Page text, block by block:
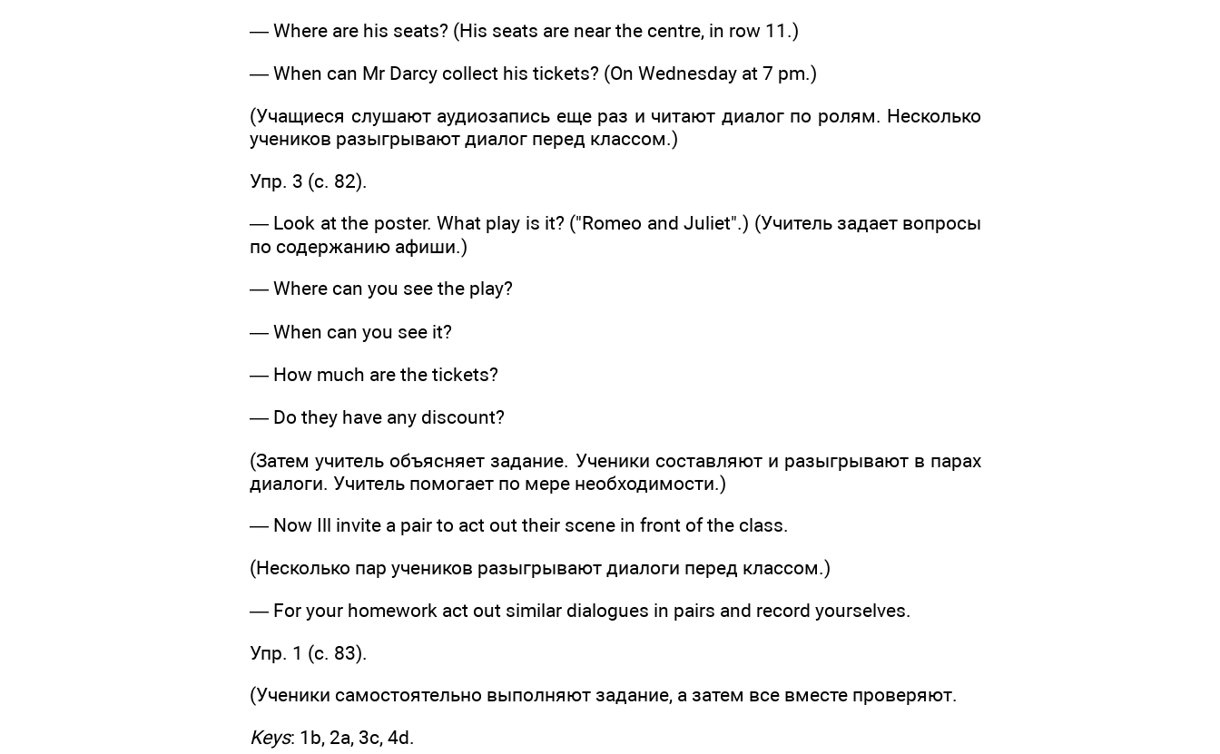
— Where are his seats? (His seats are near the centre, in row 11.)
— When can Mr Darcy collect his tickets? (On Wednesday at 7 pm.)
(Учащиеся слушают аудиозапись еще раз и читают диалог по ролям. Несколько
учеников разыгрывают диалог перед классом.)
Упр. 3 (c. 82).
— Look at the poster. What play is it? ("Romeo and Juliet".) (Учитель задает вопросы
по содержанию афиши.)
— Where can you see the play?
— When can you see it?
— How much are the tickets?
— Do they have any discount?
(Затем учитель объясняет задание. Ученики составляют и разыгрывают в парах
диалоги. Учитель помогает по мере необходимости.)
— Now Ill invite a pair to act out their scene in front of the class.
(Несколько пар учеников разыгрывают диалоги перед классом.)
— For your homework act out similar dialogues in pairs and record yourselves.
Упр. 1 (c. 83).
(Ученики самостоятельно выполняют задание, а затем все вместе проверяют.
Keys: 1b, 2а, 3с, 4d.